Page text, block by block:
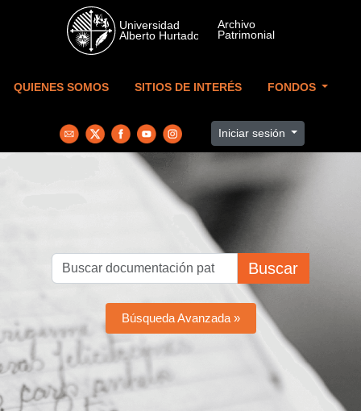
Skip to main content
QUIENES SOMOS SITIOS DE INTERÉS FONDOS
Iniciar sesión
Buscar
Búsqueda Avanzada »